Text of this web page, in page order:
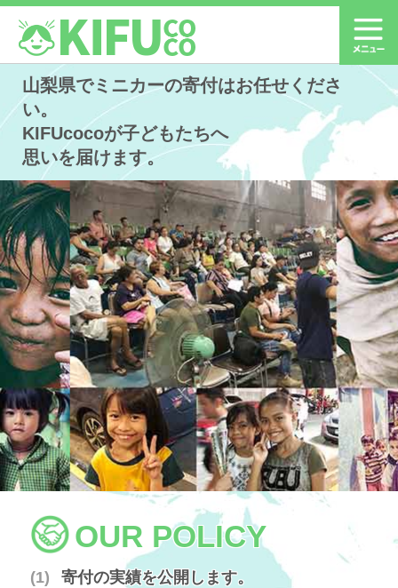
山梨県でミニカーの寄付はお任せくださ
い。
KIFUcocoが子どもたちへ
思いを届けます。
OUR POLICY
寄付の実績を公開します。